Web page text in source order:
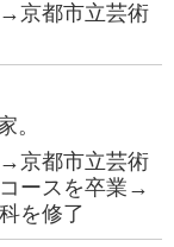
京都市立芸術
。
京都市立芸術
ースを卒業→
を修了